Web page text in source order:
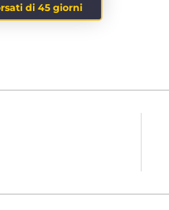
di 45 giorni